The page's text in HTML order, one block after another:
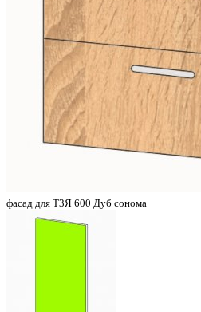
фасад для Т3Я 600 Дуб сонома